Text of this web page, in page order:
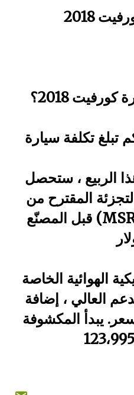
2018
2018؟
الربيع ، ستحصل
المقترح من
قبل المصنّع (MSRP) بقيمة 119،995
الهوائية الخاصة
العالي ، إضافة
السعر. يبدأ المكشوفة